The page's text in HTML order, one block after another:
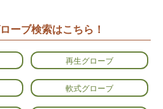
ーブ検索はこちら！
再生グローブ
軟式グローブ